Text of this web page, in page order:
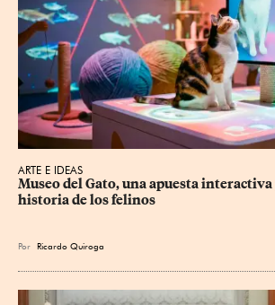
ARTE E IDEAS
Museo del Gato, una apuesta
historia de los felinos
Por Ricardo Quiroga